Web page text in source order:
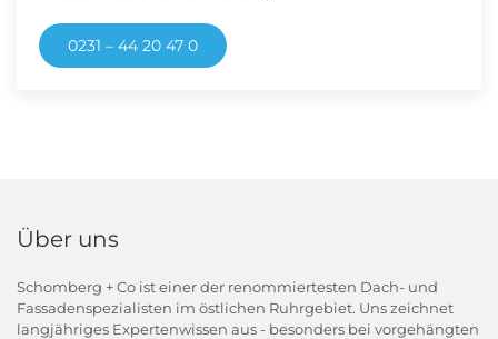
0231 – 44 20 47 0
Über uns
Schomberg + Co ist einer der renommiertesten Dach- und
Fassadenspezialisten im östlichen Ruhrgebiet. Uns zeichnet
langjähriges Expertenwissen aus - besonders bei vorgehängten